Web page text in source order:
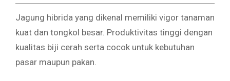
Jagung hibrida yang dikenal memiliki vigor tanaman
kuat dan tongkol besar. Produktivitas tinggi dengan
kualitas biji cerah serta cocok untuk kebutuhan
pasar maupun pakan.